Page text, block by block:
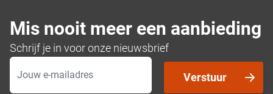
Mis nooit meer een aanbieding
Schrijf je in voor onze nieuwsbrief
E-mailadres
Verstuur